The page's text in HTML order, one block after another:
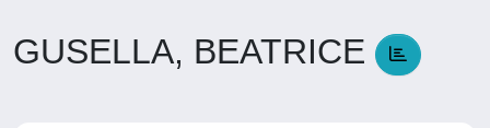
GUSELLA, BEATRICE